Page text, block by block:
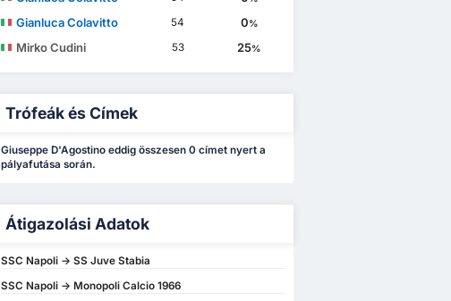
Gianluca Colavitto 54 0%
Mirko Cudini 53 25%
Trófeák és Címek
Giuseppe D'Agostino eddig összesen 0 címet nyert a
pályafutása során.
Átigazolási Adatok
SSC Napoli -> SS Juve Stabia
SSC Napoli -> Monopoli Calcio 1966